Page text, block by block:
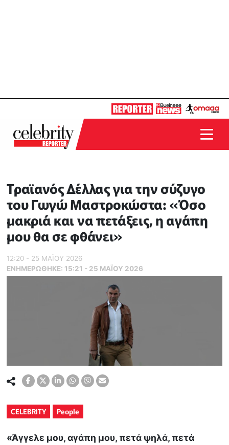
Τραϊανός Δέλλας για την σύζυγο
του Γωγώ Μαστροκώστα: «Όσο
μακριά και να πετάξεις, η αγάπη
μου θα σε φθάνει»
12:20 - 25 ΜΑΪ́ΟΥ 2026
ΕΝΗΜΕΡΏΘΗΚΕ: 15:21 - 25 ΜΑΪ́ΟΥ 2026
CELEBRITY People
«Άγγελε μου, αγάπη μου, πετά ψηλά, πετά